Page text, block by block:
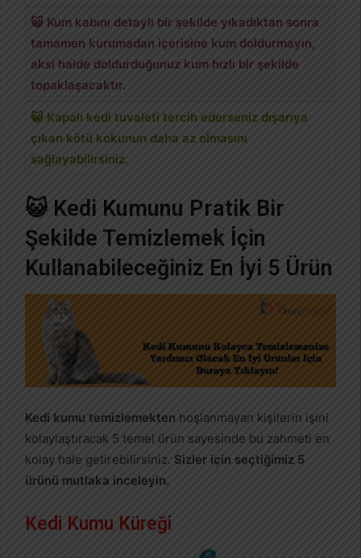
😺 Kum kabını detaylı bir şekilde yıkadıktan sonra
tamamen kurumadan içerisine kum doldurmayın,
aksi halde doldurduğunuz kum hızlı bir şekilde
topaklaşacaktır.
😺 Kapalı kedi tuvaleti tercih ederseniz dışarıya
çıkan kötü kokunun daha az olmasını
sağlayabilirsiniz.
😺 Kedi Kumunu Pratik Bir
Şekilde Temizlemek İçin
Kullanabileceğiniz En İyi 5 Ürün
Kedi kumu temizlemekten hoşlanmayan kişilerin işini
kolaylaştıracak 5 temel ürün sayesinde bu zahmeti en
kolay hale getirebilirsiniz. Sizler için seçtiğimiz 5
ürünü mutlaka inceleyin.
Kedi Kumu Küreği